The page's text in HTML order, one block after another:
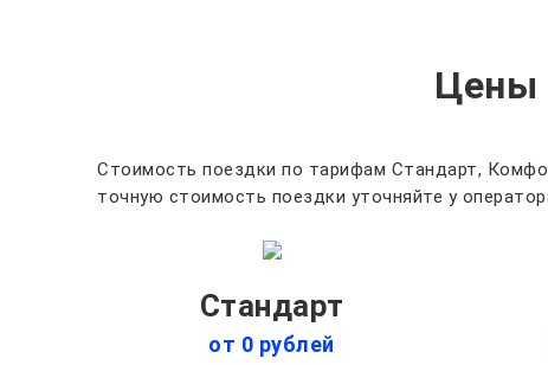
Цены
Стоимость поездки по тарифам Стандарт,
точную стоимость поездки уточняйте у
Стандарт
от 0 рублей